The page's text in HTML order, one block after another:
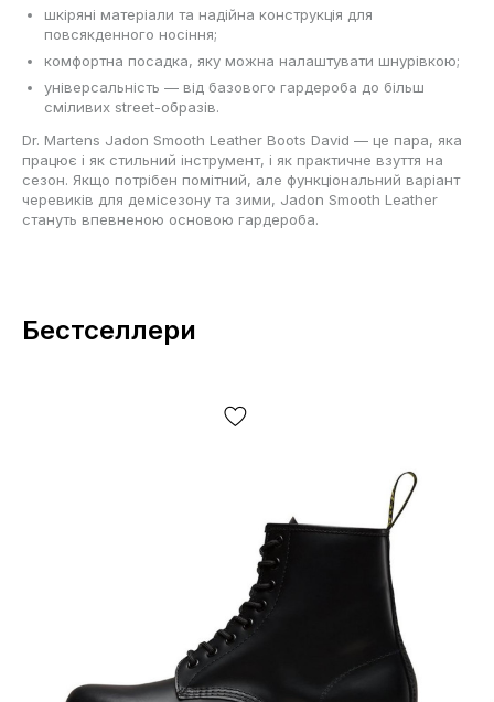
шкіряні матеріали та надійна конструкція для
повсякденного носіння;
комфортна посадка, яку можна налаштувати шнурівкою;
універсальність — від базового гардероба до більш
сміливих street-образів.
Dr. Martens Jadon Smooth Leather Boots David — це пара, яка
працює і як стильний інструмент, і як практичне взуття на
сезон. Якщо потрібен помітний, але функціональний варіант
черевиків для демісезону та зими, Jadon Smooth Leather
стануть впевненою основою гардероба.
Бестселлери